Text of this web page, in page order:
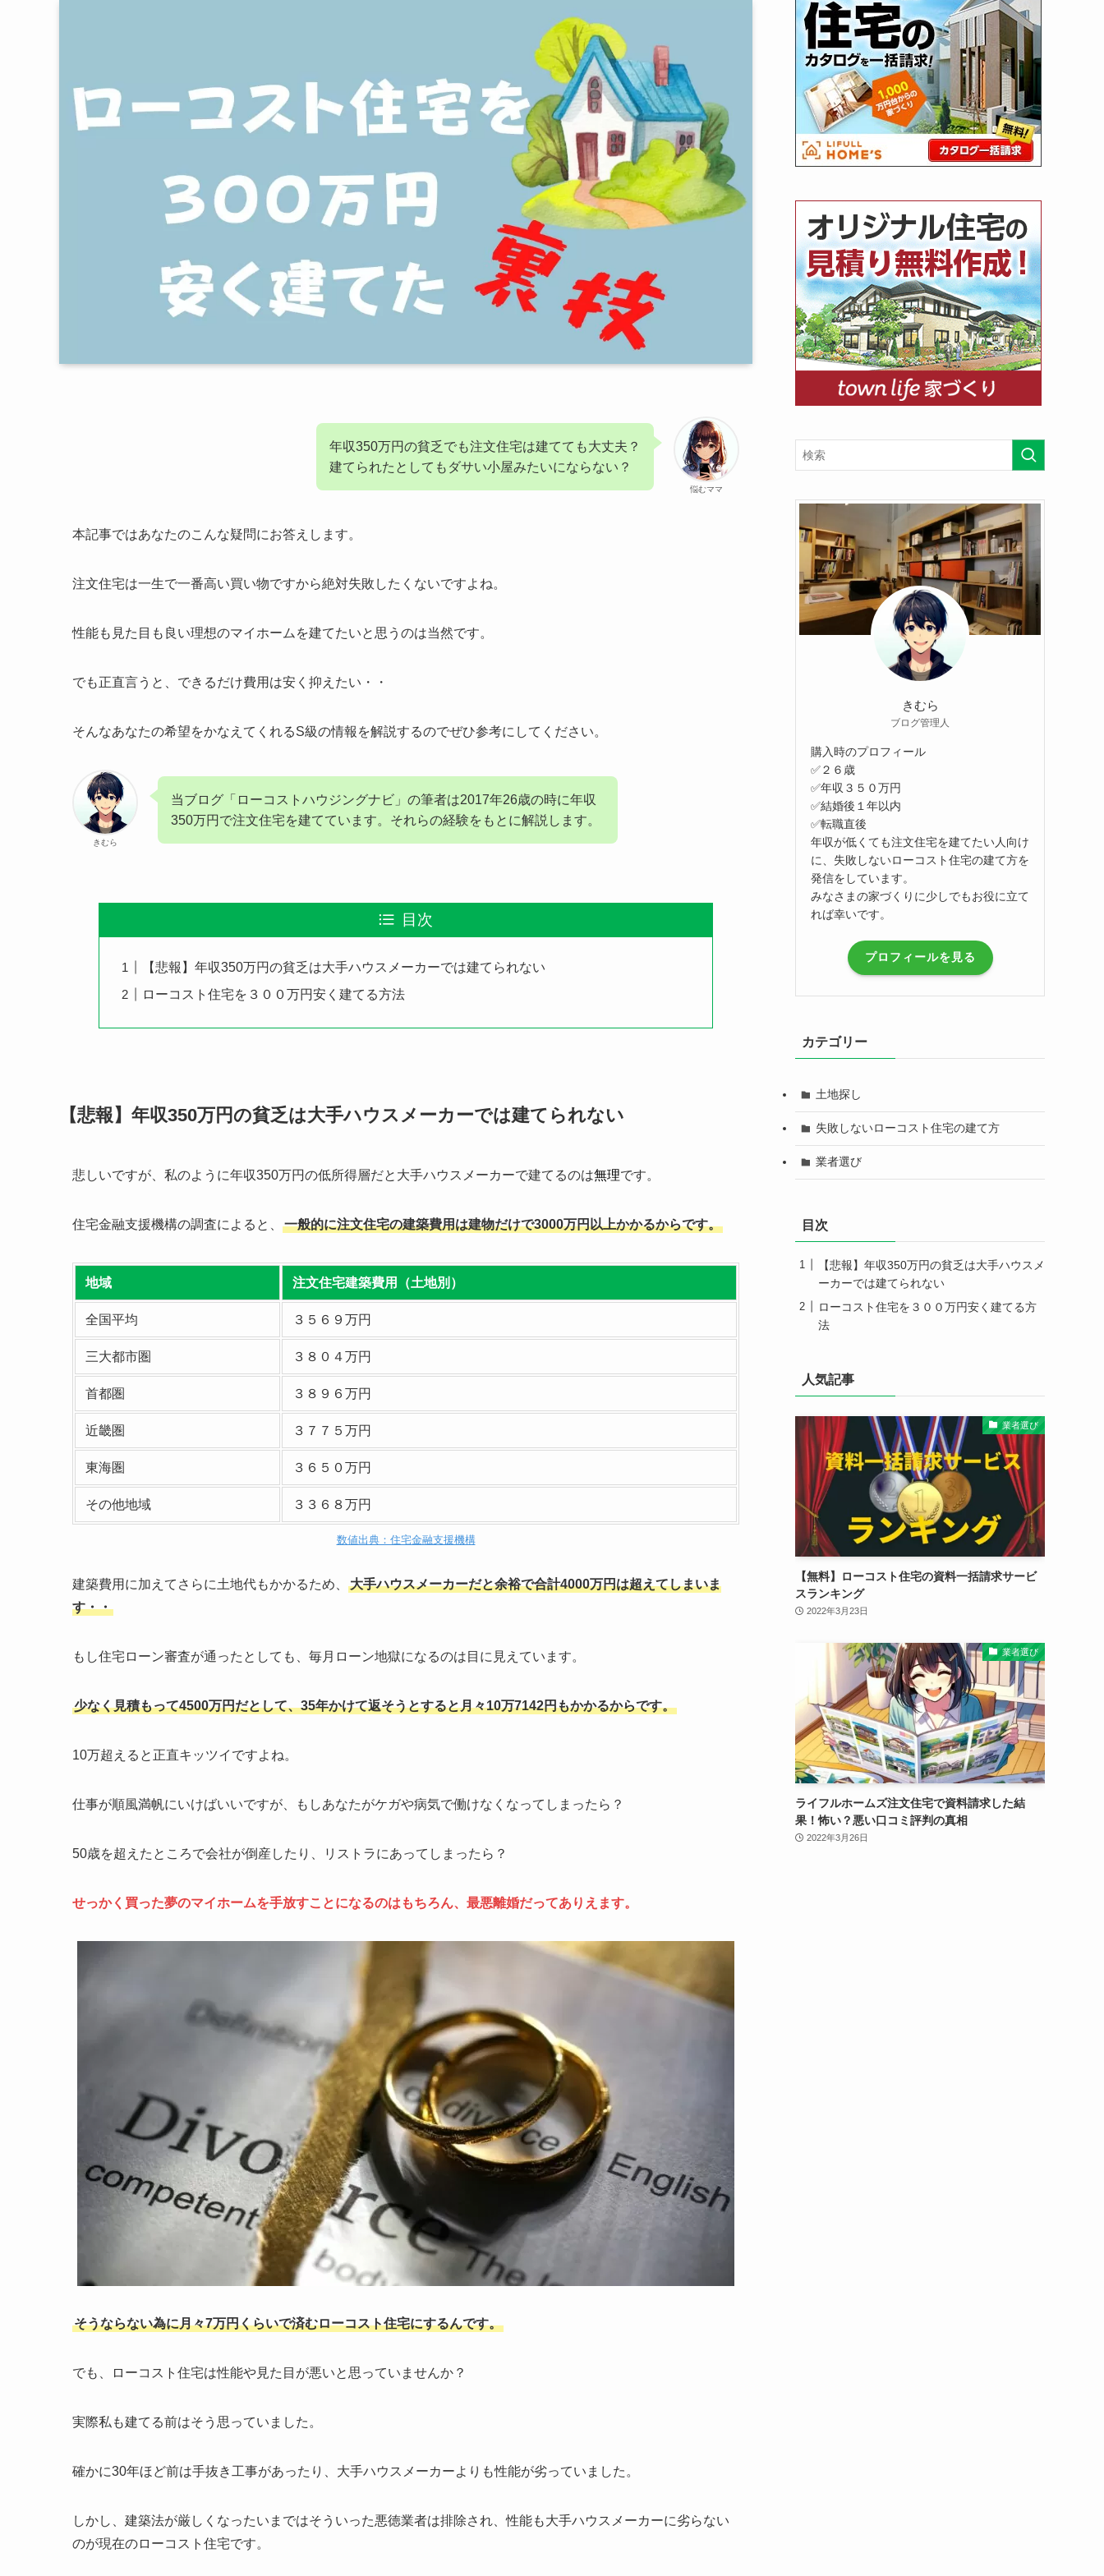
悩むママ
年収350万円の貧乏でも注文住宅は建てても大丈夫？
建てられたとしてもダサい小屋みたいにならない？
本記事ではあなたのこんな疑問にお答えします。
注文住宅は一生で一番高い買い物ですから絶対失敗したくないですよね。
性能も見た目も良い理想のマイホームを建てたいと思うのは当然です。
でも正直言うと、できるだけ費用は安く抑えたい・・
そんなあなたの希望をかなえてくれるS級の情報を解説するのでぜひ参考にしてください。
きむら
当ブログ「ローコストハウジングナビ」の筆者は2017年26歳の時に年収
350万円で注文住宅を建てています。それらの経験をもとに解説します。
目次
【悲報】年収350万円の貧乏は大手ハウスメーカーでは建てられない
ローコスト住宅を３００万円安く建てる方法
【悲報】年収350万円の貧乏は大手ハウスメーカーでは建てられない
悲しいですが、私のように年収350万円の低所得層だと大手ハウスメーカーで建てるのは無理です。
住宅金融支援機構の調査によると、 一般的に注文住宅の建築費用は建物だけで3000万円以上かかるからです。
地域 注文住宅建築費用（土地別）
全国平均 ３５６９万円
三大都市圏 ３８０４万円
首都圏 ３８９６万円
近畿圏 ３７７５万円
東海圏 ３６５０万円
その他地域 ３３６８万円
数値出典：住宅金融支援機構
建築費用に加えてさらに土地代もかかるため、
大手ハウスメーカーだと余裕で合計4000万円は超えてしまいま
す・・
もし住宅ローン審査が通ったとしても、毎月ローン地獄になるのは目に見えています。
少なく見積もって4500万円だとして、35年かけて返そうとすると月々10万7142円もかかるからです。
10万超えると正直キッツイですよね。
仕事が順風満帆にいけばいいですが、もしあなたがケガや病気で働けなくなってしまったら？
50歳を超えたところで会社が倒産したり、リストラにあってしまったら？
せっかく買った夢のマイホームを手放すことになるのはもちろん、最悪離婚だってありえます。
そうならない為に月々7万円くらいで済むローコスト住宅にするんです。
でも、ローコスト住宅は性能や見た目が悪いと思っていませんか？
実際私も建てる前はそう思っていました。
確かに30年ほど前は手抜き工事があったり、大手ハウスメーカーよりも性能が劣っていました。
しかし、建築法が厳しくなったいまではそういった悪徳業者は排除され、性能も大手ハウスメーカーに劣らない
のが現在のローコスト住宅です。
きむら
ブログ管理人
購入時のプロフィール
✅２６歳
✅年収３５０万円
✅結婚後１年以内
✅転職直後
年収が低くても注文住宅を建てたい人向け
に、失敗しないローコスト住宅の建て方を
発信をしています。
みなさまの家づくりに少しでもお役に立て
れば幸いです。
プロフィールを見る
カテゴリー
土地探し
失敗しないローコスト住宅の建て方
業者選び
目次
【悲報】年収350万円の貧乏は大手ハウスメ
ーカーでは建てられない
ローコスト住宅を３００万円安く建てる方
法
人気記事
業者選び
【無料】ローコスト住宅の資料一括請求サービ
スランキング
2022年3月23日
業者選び
ライフルホームズ注文住宅で資料請求した結
果！怖い？悪い口コミ評判の真相
2022年3月26日